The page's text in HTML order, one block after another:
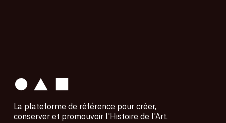
La plateforme de référence pour créer,
conserver et promouvoir l'Histoire de l'Art.